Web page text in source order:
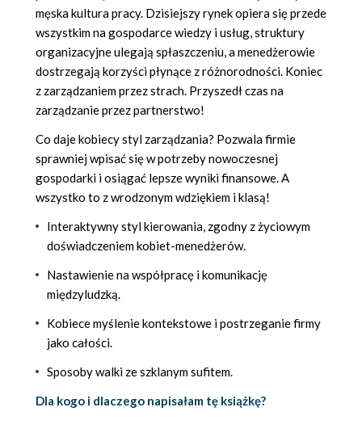
męska kultura pracy. Dzisiejszy rynek opiera się przede
wszystkim na gospodarce wiedzy i usług, struktury
organizacyjne ulegają spłaszczeniu, a menedżerowie
dostrzegają korzyści płynące z różnorodności. Koniec
z zarządzaniem przez strach. Przyszedł czas na
zarządzanie przez partnerstwo!
Co daje kobiecy styl zarządzania? Pozwala firmie
sprawniej wpisać się w potrzeby nowoczesnej
gospodarki i osiągać lepsze wyniki finansowe. A
wszystko to z wrodzonym wdziękiem i klasą!
Interaktywny styl kierowania, zgodny z życiowym
doświadczeniem kobiet-menedżerów.
Nastawienie na współpracę i komunikację
międzyludzką.
Kobiece myślenie kontekstowe i postrzeganie firmy
jako całości.
Sposoby walki ze szklanym sufitem.
Dla kogo i dlaczego napisałam tę książkę?